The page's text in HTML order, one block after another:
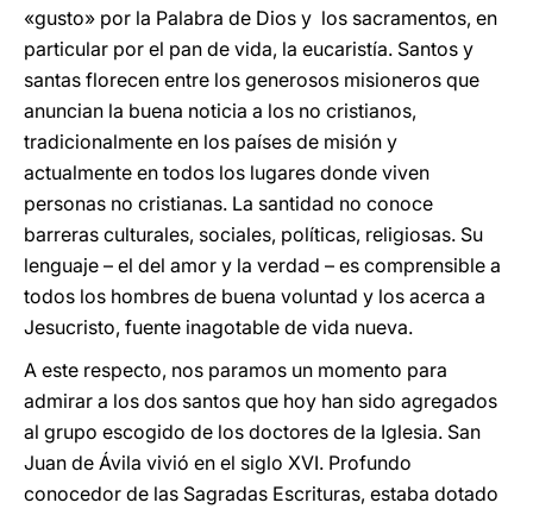
«gusto» por la Palabra de Dios y los sacramentos, en
particular por el pan de vida, la eucaristía. Santos y
santas florecen entre los generosos misioneros que
anuncian la buena noticia a los no cristianos,
tradicionalmente en los países de misión y
actualmente en todos los lugares donde viven
personas no cristianas. La santidad no conoce
barreras culturales, sociales, políticas, religiosas. Su
lenguaje – el del amor y la verdad – es comprensible a
todos los hombres de buena voluntad y los acerca a
Jesucristo, fuente inagotable de vida nueva.
A este respecto, nos paramos un momento para
admirar a los dos santos que hoy han sido agregados
al grupo escogido de los doctores de la Iglesia. San
Juan de Ávila vivió en el siglo XVI. Profundo
conocedor de las Sagradas Escrituras, estaba dotado